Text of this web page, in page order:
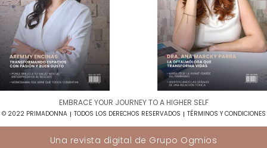
EMBRACE YOUR JOURNEY TO A HIGHER SELF​
© 2022 PRIMADONNA TODOS LOS DERECHOS RESERVADOS TÉRMINOS Y CONDICIONES
Una revista digital de Grupo Ogmios